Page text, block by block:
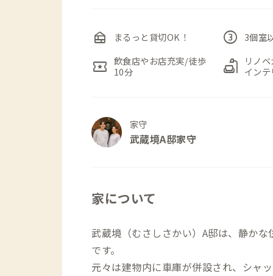
nest_multi_room まるっと貸切OK！ counter_3 3個室
local_activity 飲食店やお店充実/徒歩
10分
scene
リノ
イン
家守
武蔵境A邸家守
家について
武蔵境（むさしさかい）A邸は、静か
です。
元々は建物内に車庫が併設され、シャ